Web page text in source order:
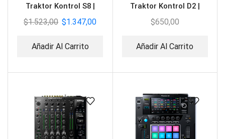
Traktor Kontrol S8 |
Controladora para DJ
$1.523,00 $1.347,00
Añadir Al Carrito
Traktor Kontrol D2 |
Controlador DJ
$650,00
Añadir Al Carrito